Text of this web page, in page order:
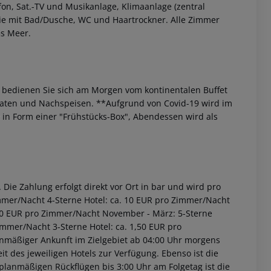
Sat.-TV und Musikanlage, Klimaanlage (zentral
mit Bad/Dusche, WC und Haartrockner. Alle Zimmer
Meer.
Sie sich am Morgen vom kontinentalen Buffet
und Nachspeisen. **Aufgrund von Covid-19 wird im
Form einer "Frühstücks-Box", Abendessen wird als
Zahlung erfolgt direkt vor Ort in bar und wird pro
Nacht 4-Sterne Hotel: ca. 10 EUR pro Zimmer/Nacht
EUR pro Zimmer/Nacht November - März: 5-Sterne
Nacht 3-Sterne Hotel: ca. 1,50 EUR pro
Ankunft im Zielgebiet ab 04:00 Uhr morgens
des jeweiligen Hotels zur Verfügung. Ebenso ist die
Rückflügen bis 3:00 Uhr am Folgetag ist die